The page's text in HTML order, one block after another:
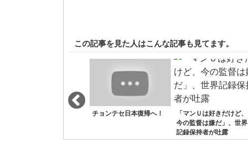
この記事を見た人はこんな記事も見てます。
チョンテセ日本復帰へ！
「マンＵは好きだけど、
今の監督は嫌だ」、世界
記録保持者が吐露